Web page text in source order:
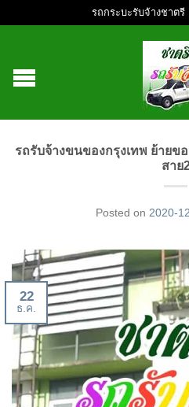
รถกระบะรับจ้างชาต
รถรับจ้างขนของกรุงเทพ ย้าย
สาย
Posted on 2020-
22
ธ.ค.